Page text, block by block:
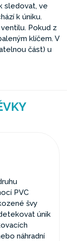
sledovat, ve
k úniku.
Pokud z
klíčem. V
část) u
PVC
švy
únik
náhradní